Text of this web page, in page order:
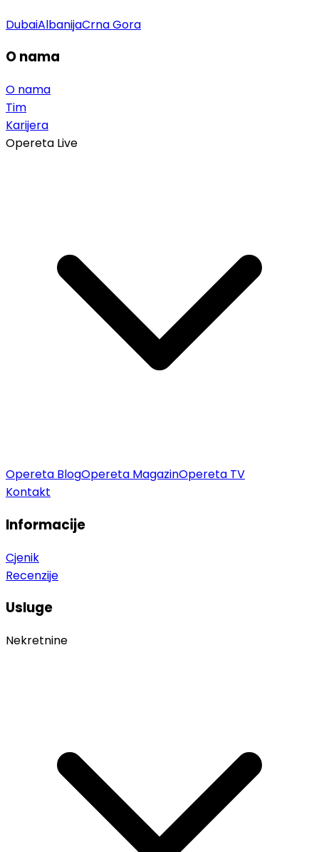
DubaiAlbanijaCrna Gora
O nama
O nama
Tim
Karijera
Opereta Live
Opereta BlogOpereta MagazinOpereta TV
Kontakt
Informacije
Cjenik
Recenzije
Usluge
Nekretnine